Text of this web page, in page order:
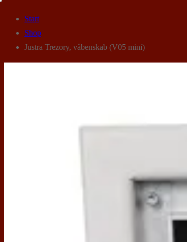
Start
Shop
Justra Trezory, våbenskab (V05 mini)